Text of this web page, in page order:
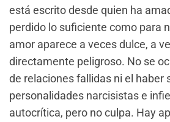
está escrito desde quien ha
perdido lo suficiente como para
amor aparece a veces dulce, a
directamente peligroso. No se
de relaciones fallidas ni el haber
personalidades narcisistas e
autocrítica, pero no culpa. Hay